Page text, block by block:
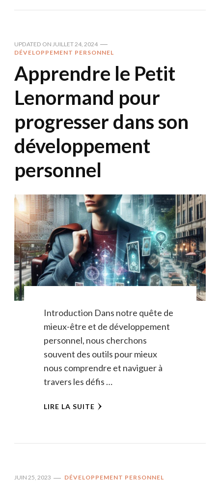
UPDATED ON JUILLET 24, 2024
DÉVELOPPEMENT PERSONNEL
Apprendre le Petit
Lenormand pour
progresser dans son
développement
personnel
Introduction Dans notre quête de
mieux-être et de développement
personnel, nous cherchons
souvent des outils pour mieux
nous comprendre et naviguer à
travers les défis …
LIRE LA SUITE
JUIN 25, 2023 DÉVELOPPEMENT PERSONNEL